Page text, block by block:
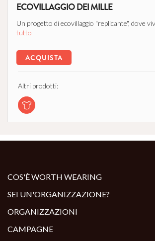
ECOVILLAGGIO DEI MILLE
Un progetto di ecovillaggio "replicante", dove
tutto
ACQUISTA
Altri prodotti:
COS'È WORTH WEARING
SEI UN'ORGANIZZAZIONE?
ORGANIZZAZIONI
CAMPAGNE